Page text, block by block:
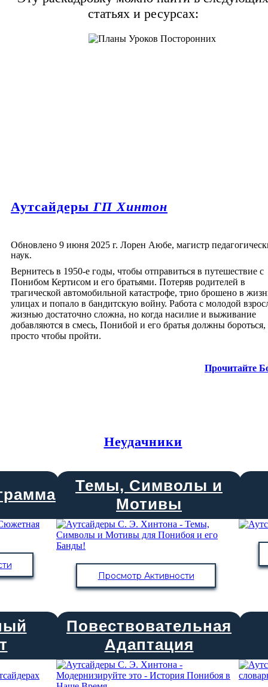
статьях и ресурсах:
АутсайдерыГП Хинтон
Обновлено 9 июня 2025 г. Лорен Аюбе, магистр
наук.
Вернитесь в 1950-е годы, чтобы отправиться в путешествие с
Понибом Кертисом и его братьями. Потеряв родителей в
трагической автомобильной катастрофе, трио брошено в
улицах и попало в бандитскую войну. Работа с молодой
жизнью достаточно сложна, но когда насилие и выживание
добавляются в смесь, Понибой и его братья должны бороться,
просто чтобы пройти.
Прочитайте
Неудачники
Темы, Символы и
Мотивы
Просмотр Активности
Повествовательная
Адаптация